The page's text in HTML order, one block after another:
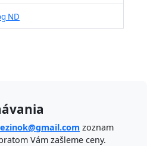
ND
zoznam
Vám zašleme ceny.